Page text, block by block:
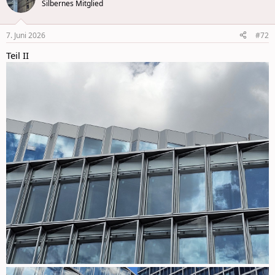
i
s
Silbernes Mitglied
7. Juni 2026 #72
Teil II